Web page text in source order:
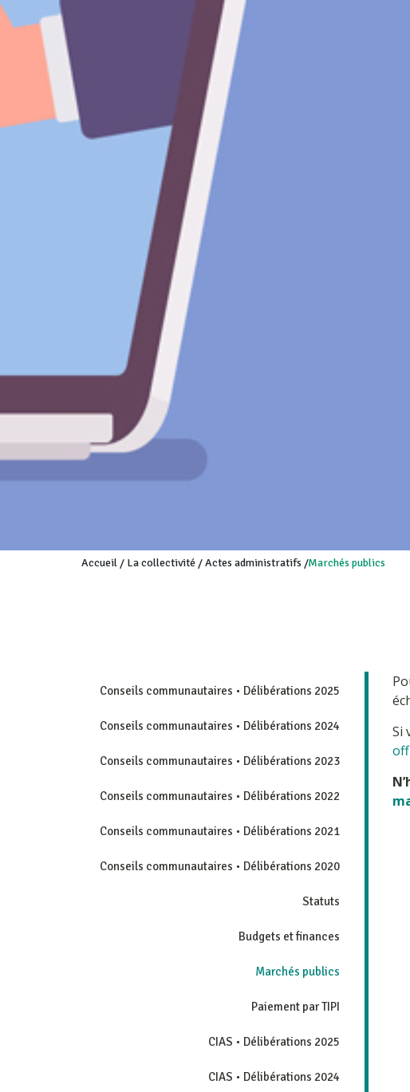
Accueil / La collectivité /Actes administratifs /Marchés publics
Conseils communautaires • Délibérations 2025
Conseils communautaires • Délibérations 2024
Conseils communautaires • Délibérations 2023
Conseils communautaires • Délibérations 2022
Conseils communautaires • Délibérations 2021
Conseils communautaires • Délibérations 2020
Statuts
Budgets et finances
Marchés publics
Paiement par TIPI
CIAS • Délibérations 2025
CIAS • Délibérations 2024
Si